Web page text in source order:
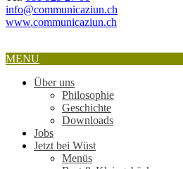
info@communicaziun.ch
www.communicaziun.ch
MENU
Über uns
Philosophie
Geschichte
Downloads
Jobs
Jetzt bei Wüst
Menüs